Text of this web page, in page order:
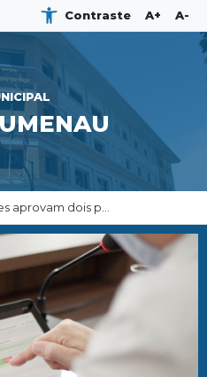
Contraste A+ A-
aprovam dois p...